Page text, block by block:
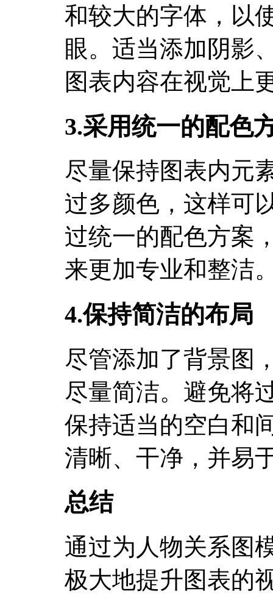
和较大的字体，以
眼。适当添加阴影
图表内容在视觉上
3.采用统一的配色
尽量保持图表内元
过多颜色，这样可
过统一的配色方案
来更加专业和整洁
4.保持简洁的布局
尽管添加了背景图
尽量简洁。避免将
保持适当的空白和
清晰、干净，并易
总结
通过为人物关系图
极大地提升图表的